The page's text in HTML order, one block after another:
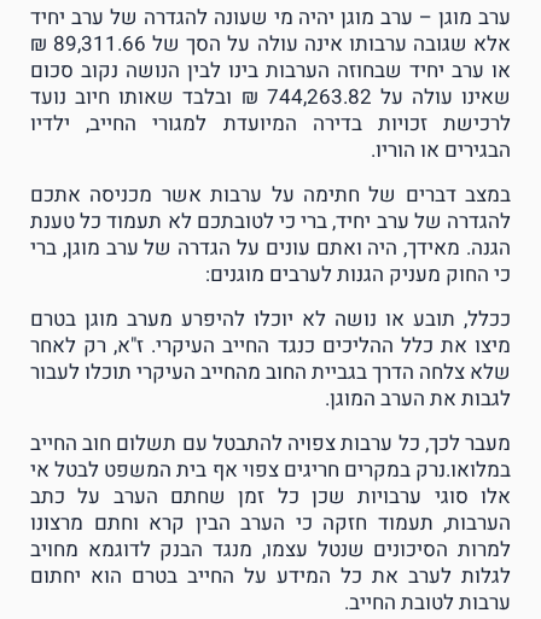
ערב מוגן – ערב מוגן יהיה מי שעונה להגדרה של ערב יחיד
אלא שגובה ערבותו אינה עולה על הסך של 89,311.66 ₪
או ערב יחיד שבחוזה הערבות בינו לבין הנושה נקוב סכום
שאינו עולה על 744,263.82 ₪ ובלבד שאותו חיוב נועד
לרכישת זכויות בדירה המיועדת למגורי החייב, ילדיו
הבגירים או הוריו.
במצב דברים של חתימה על ערבות אשר מכניסה אתכם
להגדרה של ערב יחיד, ברי כי לטובתכם לא תעמוד כל טענת
הגנה. מאידך, היה ואתם עונים על הגדרה של ערב מוגן, ברי
כי החוק מעניק הגנות לערבים מוגנים:
ככלל, תובע או נושה לא יוכלו להיפרע מערב מוגן בטרם
מיצו את כלל ההליכים כנגד החייב העיקרי. ז"א, רק לאחר
שלא צלחה הדרך בגביית החוב מהחייב העיקרי תוכלו לעבור
לגבות את הערב המוגן.
מעבר לכך, כל ערבות צפויה להתבטל עם תשלום חוב החייב
במלואו.נרק במקרים חריגים צפוי אף בית המשפט לבטל אי
אלו סוגי ערבויות שכן כל זמן שחתם הערב על כתב
הערבות, תעמוד חזקה כי הערב הבין קרא וחתם מרצונו
למרות הסיכונים שנטל עצמו, מנגד הבנק לדוגמא מחויב
לגלות לערב את כל המידע על החייב בטרם הוא יחתום
ערבות לטובת החייב.